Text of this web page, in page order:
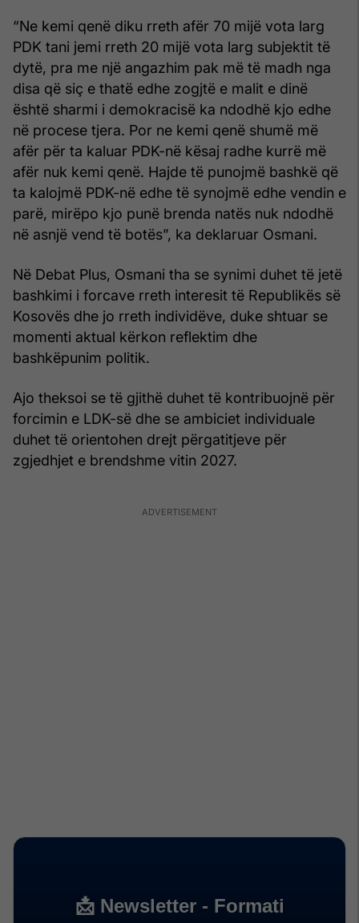
“Ne kemi qenë diku rreth afër 70 mijë vota larg
PDK tani jemi rreth 20 mijë vota larg subjektit të
dytë, pra me një angazhim pak më të madh nga
disa që siç e thatë edhe zogjtë e malit e dinë
është sharmi i demokracisë ka ndodhë kjo edhe
në procese tjera. Por ne kemi qenë shumë më
afër për ta kaluar PDK-në kësaj radhe kurrë më
afër nuk kemi qenë. Hajde të punojmë bashkë që
ta kalojmë PDK-në edhe të synojmë edhe vendin e
parë, mirëpo kjo punë brenda natës nuk ndodhë
në asnjë vend të botës”, ka deklaruar Osmani.
Në Debat Plus, Osmani tha se synimi duhet të jetë
bashkimi i forcave rreth interesit të Republikës së
Kosovës dhe jo rreth individëve, duke shtuar se
momenti aktual kërkon reflektim dhe
bashkëpunim politik.
Ajo theksoi se të gjithë duhet të kontribuojnë për
forcimin e LDK-së dhe se ambiciet individuale
duhet të orientohen drejt përgatitjeve për
zgjedhjet e brendshme vitin 2027.